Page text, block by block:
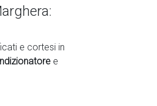
e cortesi in
e